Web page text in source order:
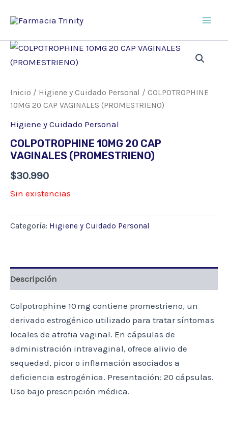
Inicio / Higiene y Cuidado Personal / COLPOTROPHINE
10MG 20 CAP VAGINALES (PROMESTRIENO)
Higiene y Cuidado Personal
COLPOTROPHINE 10MG 20 CAP
VAGINALES (PROMESTRIENO)
$30.990
Sin existencias
Categoría: Higiene y Cuidado Personal
Descripción
Colpotrophine 10 mg contiene promestrieno, un
derivado estrogénico utilizado para tratar síntomas
locales de atrofia vaginal. En cápsulas de
administración intravaginal, ofrece alivio de
sequedad, picor o inflamación asociados a
deficiencia estrogénica. Presentación: 20 cápsulas.
Uso bajo prescripción médica.